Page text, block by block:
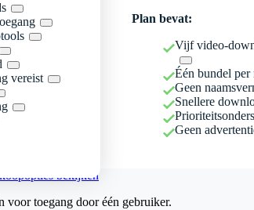
vereist
Plan bevat:
Vijf video-
Één bundel per
Geen
Snellere
Geen
bekijken
voor toegang door één gebruiker.